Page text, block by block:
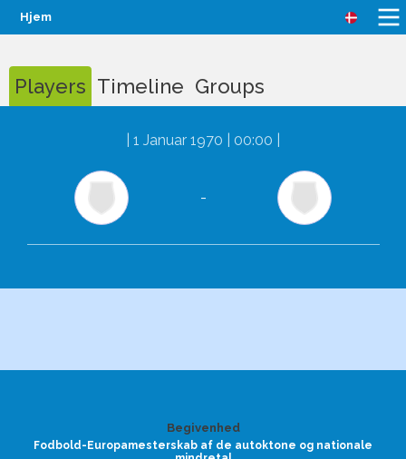
Hjem
Players Timeline Groups
1 Januar 1970 | 00:00
-
Begivenhed
Fodbold-Europamesterskab af de autoktone og nationale